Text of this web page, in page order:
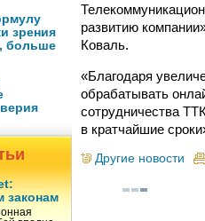
зрения
больше
законам
развитию
Коваль.
«Благодаря
обрабатывать
сотрудничества
в кратчайшие
Другие новости